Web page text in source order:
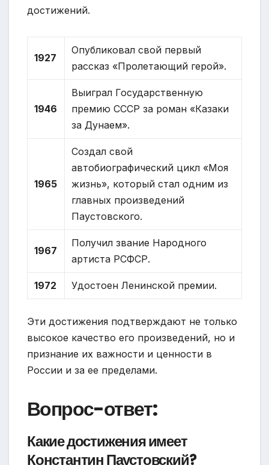
достижений.
1927
Опубликовал свой первый
рассказ «Пролетающий герой».
1946
Выиграл Государственную
премию СССР за роман «Казаки
за Дунаем».
1965
Создал свой
автобиографический цикл «Моя
жизнь», который стал одним из
главных произведений
Паустовского.
1967
Получил звание Народного
артиста РСФСР.
1972 Удостоен Ленинской премии.
Эти достижения подтверждают не только
высокое качество его произведений, но и
признание их важности и ценности в
России и за ее пределами.
Вопрос-ответ:
Какие достижения имеет
Константин Паустовский?